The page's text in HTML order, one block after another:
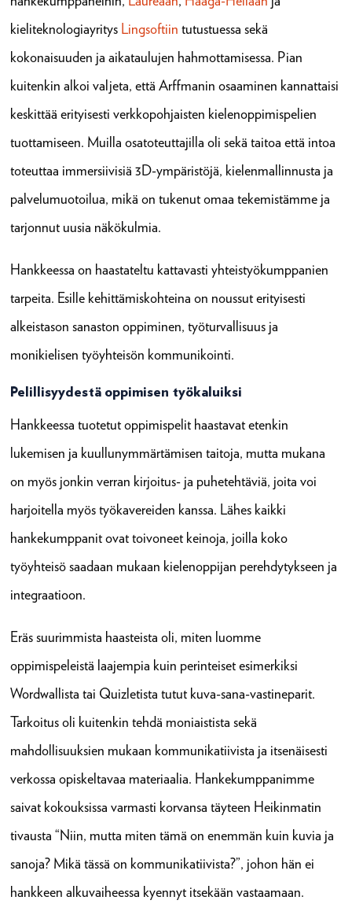
kieliteknologiayritys Lingsoftiin tutustuessa sekä
kokonaisuuden ja aikataulujen hahmottamisessa. Pian
kuitenkin alkoi valjeta, että Arffmanin osaaminen kannattaisi
keskittää erityisesti verkkopohjaisten kielenoppimispelien
tuottamiseen. Muilla osatoteuttajilla oli sekä taitoa että intoa
toteuttaa immersiivisiä 3D-ympäristöjä, kielenmallinnusta ja
palvelumuotoilua, mikä on tukenut omaa tekemistämme ja
tarjonnut uusia näkökulmia.
Hankkeessa on haastateltu kattavasti yhteistyökumppanien
tarpeita. Esille kehittämiskohteina on noussut erityisesti
alkeistason sanaston oppiminen, työturvallisuus ja
monikielisen työyhteisön kommunikointi.
Pelillisyydestä oppimisen työkaluiksi
Hankkeessa tuotetut oppimispelit haastavat etenkin
lukemisen ja kuullunymmärtämisen taitoja, mutta mukana
on myös jonkin verran kirjoitus- ja puhetehtäviä, joita voi
harjoitella myös työkavereiden kanssa. Lähes kaikki
hankekumppanit ovat toivoneet keinoja, joilla koko
työyhteisö saadaan mukaan kielenoppijan perehdytykseen ja
integraatioon.
Eräs suurimmista haasteista oli, miten luomme
oppimispeleistä laajempia kuin perinteiset esimerkiksi
Wordwallista tai Quizletista tutut kuva-sana-vastineparit.
Tarkoitus oli kuitenkin tehdä moniaistista sekä
mahdollisuuksien mukaan kommunikatiivista ja itsenäisesti
verkossa opiskeltavaa materiaalia. Hankekumppanimme
saivat kokouksissa varmasti korvansa täyteen Heikinmatin
tivausta “Niin, mutta miten tämä on enemmän kuin kuvia ja
sanoja? Mikä tässä on kommunikatiivista?”, johon hän ei
hankkeen alkuvaiheessa kyennyt itsekään vastaamaan.